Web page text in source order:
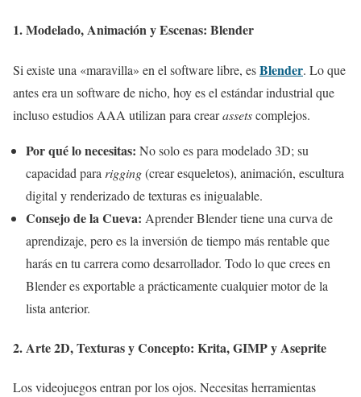
1. Modelado, Animación y Escenas: Blender
Si existe una «maravilla» en el software libre, esBlender. Lo que
antes era un software de nicho, hoy es el estándar industrial que
incluso estudios AAA utilizan para crearassetscomplejos.
Por qué lo necesitas: No solo es para modelado 3D; su
capacidad para rigging(crear esqueletos), animación, escultura
digital y renderizado de texturas es inigualable.
Consejo de la Cueva: Aprender Blender tiene una curva de
aprendizaje, pero es la inversión de tiempo más rentable que
harás en tu carrera como desarrollador. Todo lo que crees en
Blender es exportable a prácticamente cualquier motor de la
lista anterior.
2. Arte 2D, Texturas y Concepto: Krita, GIMP y Aseprite
Los videojuegos entran por los ojos. Necesitas herramientas